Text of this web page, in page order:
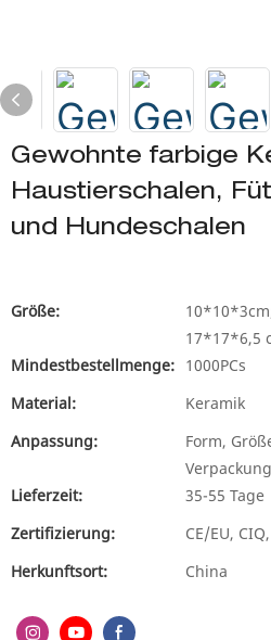
Gewohnte farbige
Haustierschalen,
und Hundeschalen
Größe:
17*17*6,5
Mindestbestellmenge: 1000PCs
Material:
Keramik
Anpassung:
Form,
Verpackung
Lieferzeit:
35-55 Tage
Zertifizierung:
CE/EU,
Herkunftsort:
China